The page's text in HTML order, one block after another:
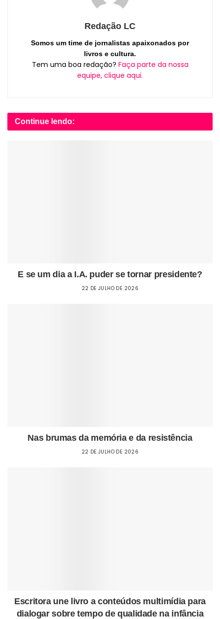
Redação LC
Somos um time de jornalistas apaixonados por
livros e cultura.
Tem uma boa redação? Faça parte da nossa
equipe, clique aqui.
Continue lendo:
E se um dia a I.A. puder se tornar presidente?
22 DE JULHO DE 2026
Nas brumas da memória e da resistência
22 DE JULHO DE 2026
Escritora une livro a conteúdos multimídia para
dialogar sobre tempo de qualidade na infância